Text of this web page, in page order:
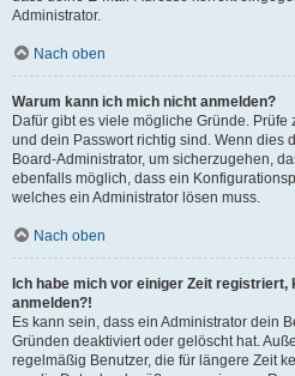
Administrator.
Nach oben
Warum kann ich mich nicht anmelden?
Dafür gibt es viele mögliche Gründe.
und dein Passwort richtig sind. Wenn dies
Board-Administrator, um sicherzugehen,
ebenfalls möglich, dass ein
welches ein Administrator lösen muss.
Nach oben
Ich habe mich vor einiger Zeit
anmelden?!
Es kann sein, dass ein Administrator dein
Gründen deaktiviert oder gelöscht hat.
regelmäßig Benutzer, die für längere Zeit